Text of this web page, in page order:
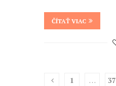
ČÍTAŤ VIAC
1 …